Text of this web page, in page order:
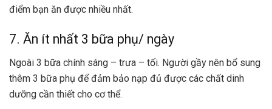
điểm bạn ăn được nhiều nhất.
7. Ăn ít nhất 3 bữa phụ/ ngày
Ngoài 3 bữa chính sáng – trưa – tối. Người gầy nên bổ sung
thêm 3 bữa phụ để đảm bảo nạp đủ được các chất dinh
dưỡng cần thiết cho cơ thể.